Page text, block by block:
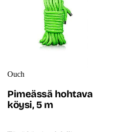
Ouch
Pimeässä hohtava
köysi, 5 m